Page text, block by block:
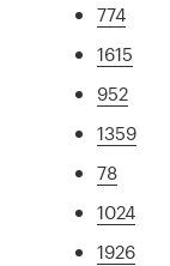
774
1615
952
1359
78
1024
1926